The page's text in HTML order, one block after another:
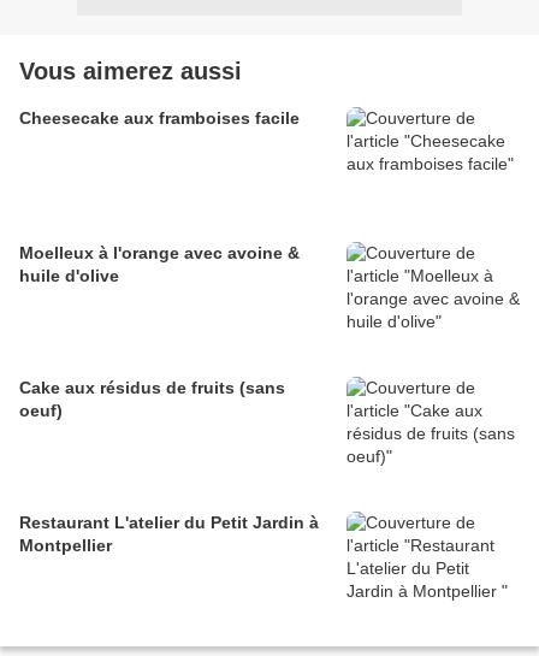
Vous aimerez aussi
Cheesecake aux framboises facile
Moelleux à l'orange avec avoine &
huile d'olive
Cake aux résidus de fruits (sans
oeuf)
Restaurant L'atelier du Petit Jardin à
Montpellier